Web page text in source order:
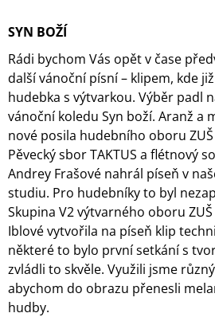
SYN BOŽÍ
Rádi bychom Vás opět v čase
další vánoční písní – klipem, kde
hudebka s výtvarkou. Výběr padl
vánoční koledu Syn boží. Aranž a
nové posila hudebního oboru
Pěvecký sbor TAKTUS a flétnový
Andrey Frašové nahrál píseň v
studiu. Pro hudebníky to byl
Skupina V2 výtvarného oboru
Iblové vytvořila na píseň klip
některé to bylo první setkání s
zvládli to skvěle. Využili jsme
abychom do obrazu přenesli
hudby.